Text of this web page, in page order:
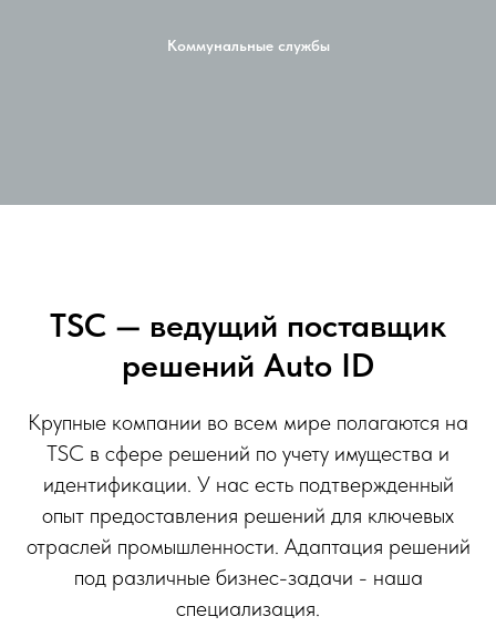
Коммунальные службы
TSC — ведущий поставщик
решений Auto ID
Крупные компании во всем мире полагаются на
TSC в сфере решений по учету имущества и
идентификации. У нас есть подтвержденный
опыт предоставления решений для ключевых
отраслей промышленности. Адаптация решений
под различные бизнес-задачи - наша
специализация.